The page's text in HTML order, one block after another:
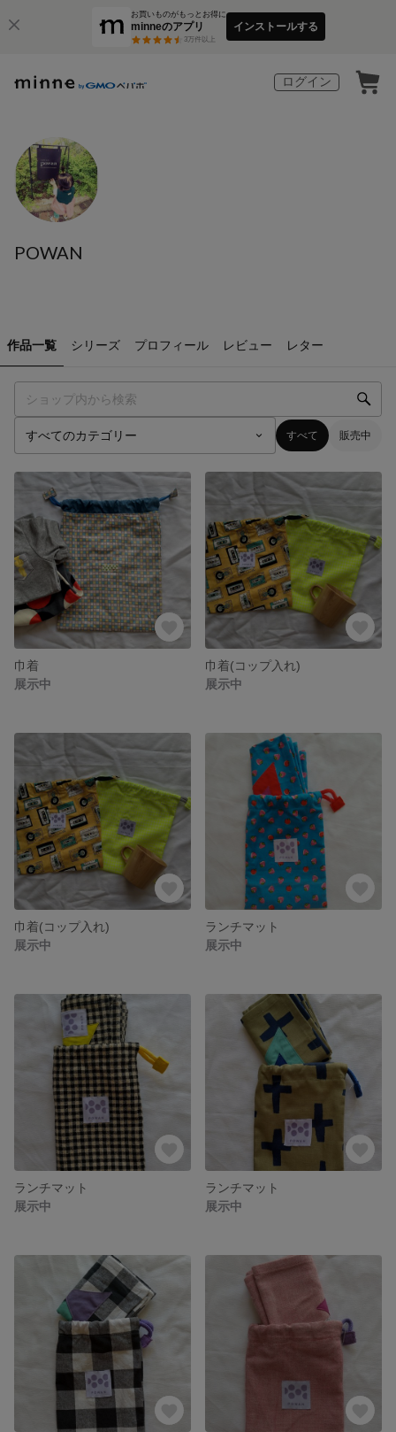
お買いものがもっとお得に
minneのアプリ
3万件以上
インストールする
ログイン
POWAN
作品一覧 シリーズ プロフィール レビュー レター
すべて 販売中
巾着
展示中
巾着(コップ入れ)
展示中
巾着(コップ入れ)
展示中
ランチマット
展示中
ランチマット
展示中
ランチマット
展示中